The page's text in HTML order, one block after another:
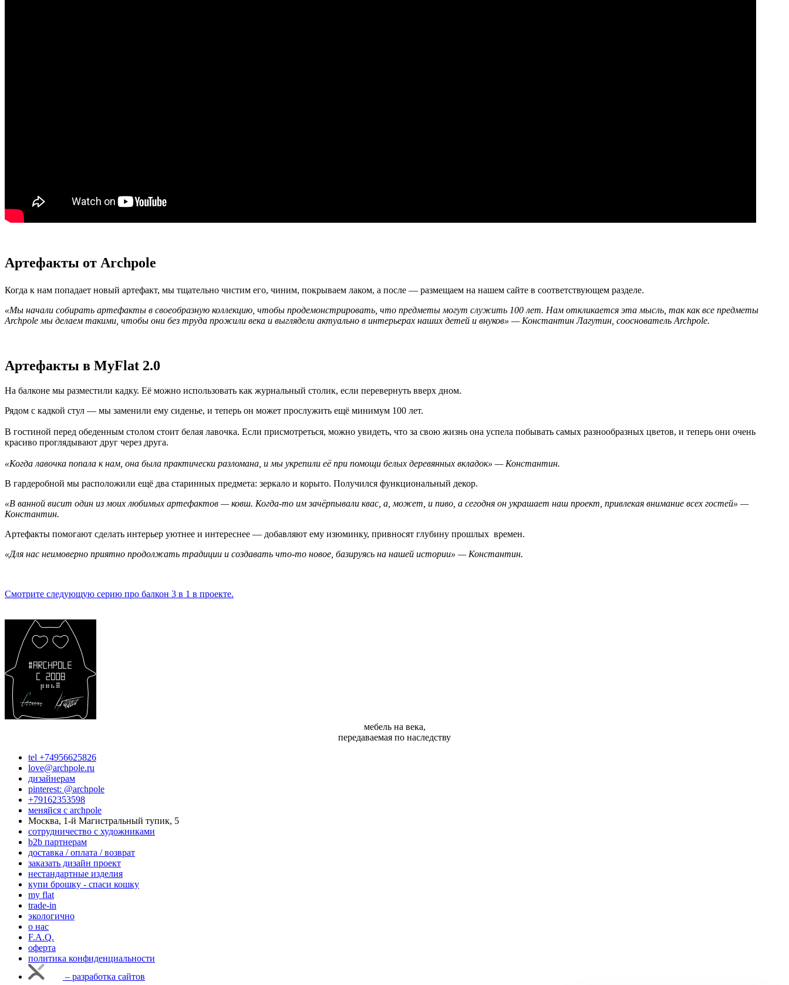
Артефакты от Archpole
Когда к нам попадает новый артефакт, мы тщательно чистим его, чиним, покрываем лаком, а после — размещаем на нашем сайте в соответствующем разделе.
«Мы начали собирать артефакты в своеобразную коллекцию, чтобы продемонстрировать, что предметы могут служить 100 лет. Нам откликается эта мысль, так как все предметы
Archpole мы делаем такими, чтобы они без труда прожили века и выглядели актуально в интерьерах наших детей и внуков» — Константин Лагутин, сооснователь Archpole.
Артефакты в MyFlat 2.0
На балконе мы разместили кадку. Её можно использовать как журнальный столик, если перевернуть вверх дном.
Рядом с кадкой стул — мы заменили ему сиденье, и теперь он может прослужить ещё минимум 100 лет.
В гостиной перед обеденным столом стоит белая лавочка. Если присмотреться, можно увидеть, что за свою жизнь она успела побывать самых разнообразных цветов, и теперь они очень
красиво проглядывают друг через друга.
«Когда лавочка попала к нам, она была практически разломана, и мы укрепили её при помощи белых деревянных вкладок» — Константин.
В гардеробной мы расположили ещё два старинных предмета: зеркало и корыто. Получился функциональный декор.
«В ванной висит один из моих любимых артефактов — ковш. Когда-то им зачёрпывали квас, а, может, и пиво, а сегодня он украшает наш проект, привлекая внимание всех гостей» —
Константин.
Артефакты помогают сделать интерьер уютнее и интереснее — добавляют ему изюминку, привносят глубину прошлых времен.
«Для нас неимоверно приятно продолжать традиции и создавать что-то новое, базируясь на нашей истории» — Константин.
Смотрите следующую серию про балкон 3 в 1 в проекте.
мебель на века,
передаваемая по наследству
tel +74956625826
love@archpole.ru
дизайнерам
pinterest: @archpole
+79162353598
меняйся с аrchpole
Москва, 1-й Магистральный тупик, 5
cотрудничество с художниками
b2b партнерам
доставка / оплата / возврат
заказать дизайн проект
нестандартные изделия
купи брошку - спаси кошку
my flat
trade-in
экологично
о нас
F.A.Q.
оферта
политика конфиденциальности
– разработка сайтов